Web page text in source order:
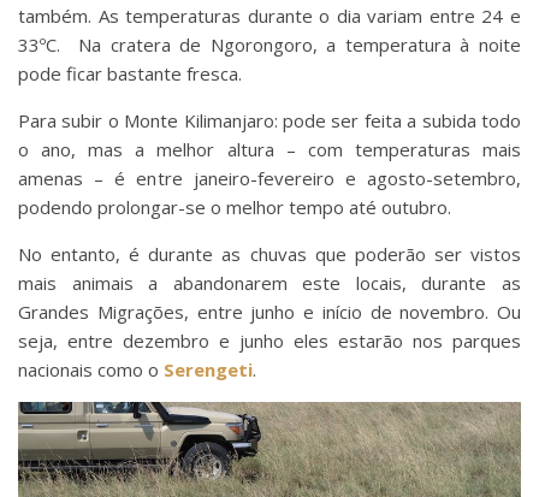
também. As temperaturas durante o dia variam entre 24 e
33ºC. Na cratera de Ngorongoro, a temperatura à noite
pode ficar bastante fresca.
Para subir o Monte Kilimanjaro: pode ser feita a subida todo
o ano, mas a melhor altura – com temperaturas mais
amenas – é entre janeiro-fevereiro e agosto-setembro,
podendo prolongar-se o melhor tempo até outubro.
No entanto, é durante as chuvas que poderão ser vistos
mais animais a abandonarem este locais, durante as
Grandes Migrações, entre junho e início de novembro. Ou
seja, entre dezembro e junho eles estarão nos parques
nacionais como o Serengeti.